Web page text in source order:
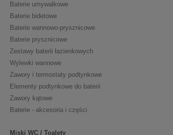
Baterie umywalkowe
Baterie bidetowe
Baterie wannowo-prysznicowe
Baterie prysznicowe
Zestawy baterii łazienkowych
Wylewki wannowe
Zawory i termostaty podtynkowe
Elementy podtynkowe do baterii
Zawory kątowe
Baterie - akcesoria i części
Miski WC / Toalety